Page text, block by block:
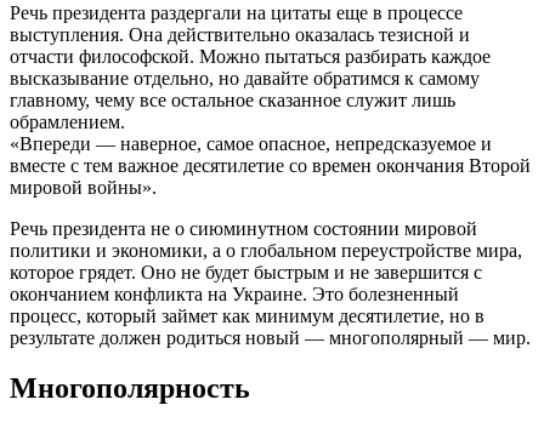
Речь президента раздергали на цитаты еще в процессе
выступления. Она действительно оказалась тезисной и
отчасти философской. Можно пытаться разбирать каждое
высказывание отдельно, но давайте обратимся к самому
главному, чему все остальное сказанное служит лишь
обрамлением.
«Впереди — наверное, самое опасное, непредсказуемое и
вместе с тем важное десятилетие со времен окончания Второй
мировой войны».
Речь президента не о сиюминутном состоянии мировой
политики и экономики, а о глобальном переустройстве мира,
которое грядет. Оно не будет быстрым и не завершится с
окончанием конфликта на Украине. Это болезненный
процесс, который займет как минимум десятилетие, но в
результате должен родиться новый — многополярный — мир.
Многополярность